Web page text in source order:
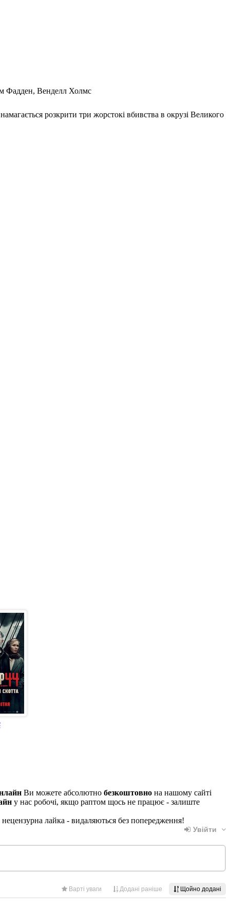
Фадден, Венделл Холмс
розкрити три жорстокі вбивства в окрузі Великого
Ви можете абсолютно безкоштовно на нашому сайті
у нас робочі, якщо раптом щось не працює - залиште
лайка - видаляються без попередження!